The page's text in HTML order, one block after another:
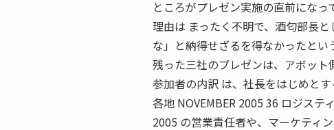
ところがプレゼン実施の直前になっ
理由は まったく不明で、酒匂部長
な」と納得せざるを得なかったとい
残った三社のプレゼンは、アボット
参加者の内訳 は、社長をはじめと
各地 NOVEMBER 2005 36 ロジステ
2005 の営業責任者や、マーケティ